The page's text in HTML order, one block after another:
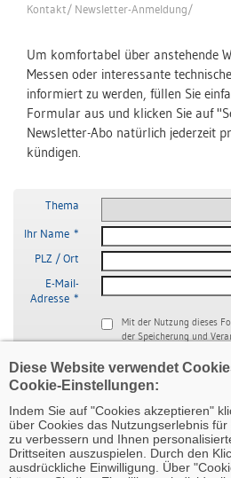
Diese Website verwendet
Cookie-Einstellungen:
Indem Sie auf "Cookies akzeptieren"
über Cookies das Nutzungserlebnis
zu verbessern und Ihnen
Drittseiten auszuspielen. Durch den
ausdrückliche Einwilligung. Über
Kontakt/ Newsletter-Anmeldung/
Um komfortabel über anstehende
Messen oder interessante
informiert zu werden, füllen Sie
Formular aus und klicken Sie auf
Newsletter-Abo natürlich jederzeit
kündigen.
Thema
Ihr Name *
PLZ / Ort
E-Mail-
Adresse *
Mit der Nutzung dieses
der Speicherung und
Datenschutzerklärung
Schutz
enthaltenen Zeichencode
Die mit (*) markierten Felder müssen